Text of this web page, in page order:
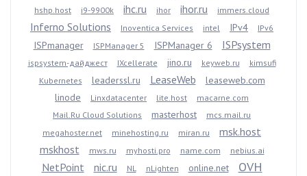
hshp.host
i9-9900k ihc.ru ihor ihor.ru immers.cloud
Inferno Solutions Inoventica Services intel IPv4 IPv6
ISPmanager ISPManager 5 ISPManager 6 ISPsystem
ispsystem-дайджест IXcellerate jino.ru keyweb.ru
kimsufi
Kubernetes
leaderssl.ru LeaseWeb
leaseweb.com
linode
Linxdatacenter lite.host
macarne.com
Mail.Ru Cloud Solutions
masterhost
mcs.mail.ru
megahoster.net
minehosting.ru miran.ru
msk.host
mskhost
mws.ru myhosti.pro name.com nebius.ai
NetPoint nic.ru NL nLighten online.net OVH